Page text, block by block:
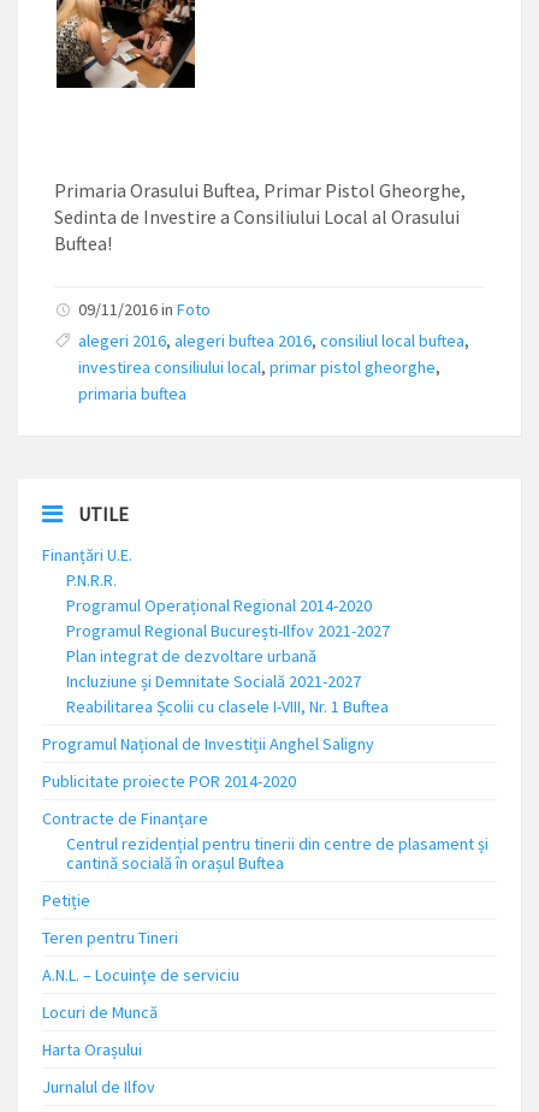
Primaria Orasului Buftea, Primar Pistol Gheorghe,
Sedinta de Investire a Consiliului Local al Orasului
Buftea!
09/11/2016 in Foto
alegeri 2016, alegeri buftea 2016, consiliul local buftea,
investirea consiliului local, primar pistol gheorghe,
primaria buftea
UTILE
Finanțări U.E.
P.N.R.R.
Programul Operațional Regional 2014-2020
Programul Regional București-Ilfov 2021-2027
Plan integrat de dezvoltare urbană
Incluziune și Demnitate Socială 2021-2027
Reabilitarea Școlii cu clasele I-VIII, Nr. 1 Buftea
Programul Național de Investiții Anghel Saligny
Publicitate proiecte POR 2014-2020
Contracte de Finanțare
Centrul rezidențial pentru tinerii din centre de plasament și
cantină socială în orașul Buftea
Petiție
Teren pentru Tineri
A.N.L. – Locuinţe de serviciu
Locuri de Muncă
Harta Orașului
Jurnalul de Ilfov